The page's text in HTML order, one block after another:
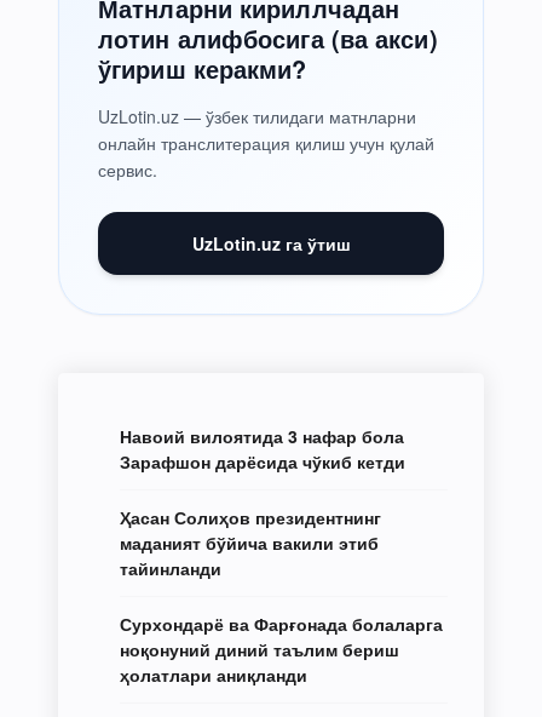
Матнларни кириллчадан
лотин алифбосига (ва акси)
ўгириш керакми?
UzLotin.uz — ўзбек тилидаги матнларни
онлайн транслитерация қилиш учун қулай
сервис.
UzLotin.uz га ўтиш
Навоий вилоятида 3 нафар бола
Зарафшон дарёсида чўкиб кетди
Ҳасан Солиҳов президентнинг
маданият бўйича вакили этиб
тайинланди
Сурхондарё ва Фарғонада болаларга
ноқонуний диний таълим бериш
ҳолатлари аниқланди